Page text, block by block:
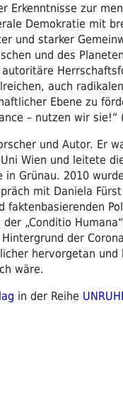
Erkenntnisse zur
Demokratie mit
und starker
und des
auch
Ebene zu
– nutzen wir sie!“
und Autor. Er
Wien und leitete
in Grünau. 2010
mit Daniela
faktenbasierenden
„Conditio
der
hervorgetan
wäre.
in der Reihe